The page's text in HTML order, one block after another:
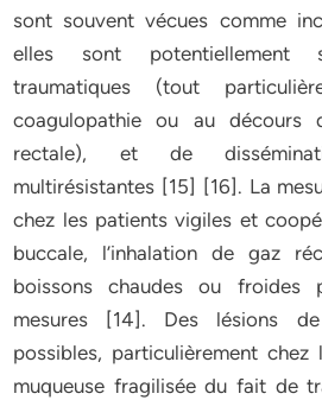
sont souvent vécues comme
elles sont potentiellement
traumatiques (tout
coagulopathie ou au décours
rectale), et de
multirésistantes [15] [16]. La
chez les patients vigiles et
buccale, l’inhalation de gaz
boissons chaudes ou froides
mesures [14]. Des lésions
possibles, particulièrement
muqueuse fragilisée du fait de